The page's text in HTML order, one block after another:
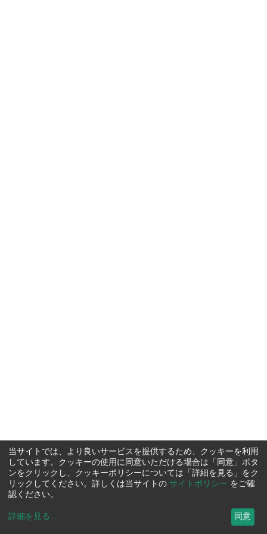
当サイトでは、より良いサービスを提供するため、クッキーを利用
しています。クッキーの使用に同意いただける場合は「同意」ボタ
ンをクリックし、クッキーポリシーについては「詳細を見る」をク
リックしてください。詳しくは当サイトの サイトポリシー をご確
認ください。
詳細を見る ... 同意